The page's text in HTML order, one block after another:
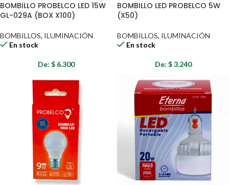
BOMBILLO PROBELCO LED 15W
GL-029A (BOX X100)
BOMBILLOS, ILUMINACIÓN
En stock
De: $6.300
BOMBILLO LED PROBELCO 5W
(X50)
BOMBILLOS, ILUMINACIÓN
En stock
De: $3.240